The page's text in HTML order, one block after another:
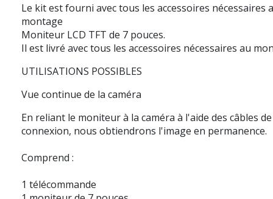
Le kit est fourni avec tous les accessoires nécessaires
montage
Moniteur LCD TFT de 7 pouces.
Il est livré avec tous les accessoires nécessaires au
UTILISATIONS POSSIBLES
Vue continue de la caméra
En reliant le moniteur à la caméra à l'aide des câbles de
connexion, nous obtiendrons l'image en permanence.
Comprend :
1 télécommande